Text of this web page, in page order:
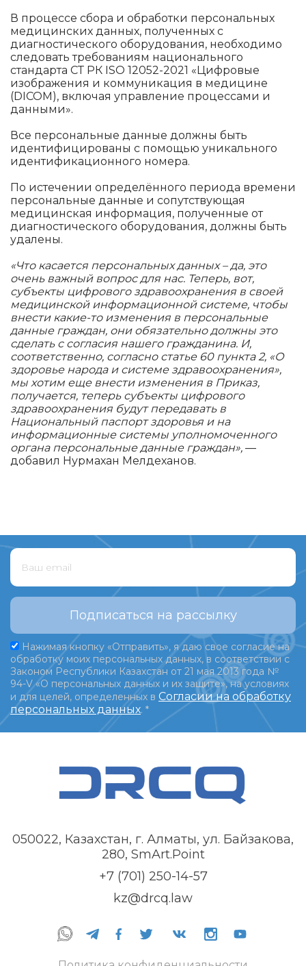
В процессе сбора и обработки персональных
медицинских данных, полученных с
диагностического оборудования, необходимо
следовать требованиям национального
стандарта СТ РК ISO 12052-2021 «Цифровые
изображения и коммуникация в медицине
(DICOM), включая управление процессами и
данными».
Все персональные данные должны быть
идентифицированы с помощью уникального
идентификационного номера.
По истечении определённого периода времени
персональные данные и сопутствующая
медицинская информация, полученные от
диагностического оборудования, должны быть
удалены.
«Что касается персональных данных – да, это
очень важный вопрос для нас. Теперь, вот,
субъекты цифрового здравоохранения в своей
медицинской информационной системе, чтобы
внести какие-то изменения в персональные
данные граждан, они обязательно должны это
сделать с согласия нашего гражданина. И,
соответственно, согласно статье 60 пункта 2, «О
здоровье народа и системе здравоохранения»,
мы хотим еще внести изменения в Приказ,
получается, теперь субъекты цифрового
здравоохранения будут передавать в
Национальный паспорт здоровья и на
информационные системы уполномоченного
органа персональные данные граждан», —
добавил Нурмахан Мелдеханов.
Подписаться на рассылку
Нажимая кнопку «Отправить», я даю свое согласие на
обработку моих персональных данных, в соответствии с
Законом Республики Казахстан от 21 мая 2013 года №
94-V «О персональных данных и их защите», на условиях
и для целей, определенных в Согласии на обработку
персональных данных. *
050022, Казахстан, г. Алматы, ул. Байзакова,
280, SmArt.Point
+7 (701) 250-14-57
kz@drcq.law